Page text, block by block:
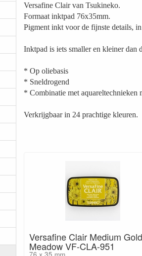
Versafine Clair van Tsukineko.
Formaat inktpad 76x35mm.
Pigment inkt voor de fijnste details,
Inktpad is iets smaller en kleiner dan
* Op oliebasis
* Sneldrogend
* Combinatie met aquareltechnieken
Verkrijgbaar in 24 prachtige kleuren.
Versafine Clair Medium
Meadow VF-CLA-951